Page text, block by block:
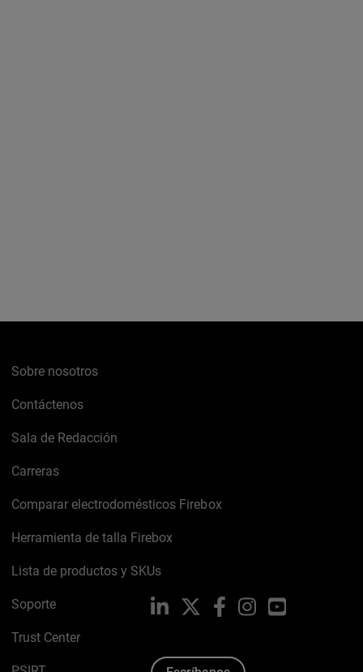
Sobre nosotros
Contáctenos
Sala de Redacción
Carreras
Comparar electrodomésticos Firebox
Herramienta de talla Firebox
Lista de productos y SKUs
Soporte
Trust Center
LinkedIn FacebookInstagramYouTube